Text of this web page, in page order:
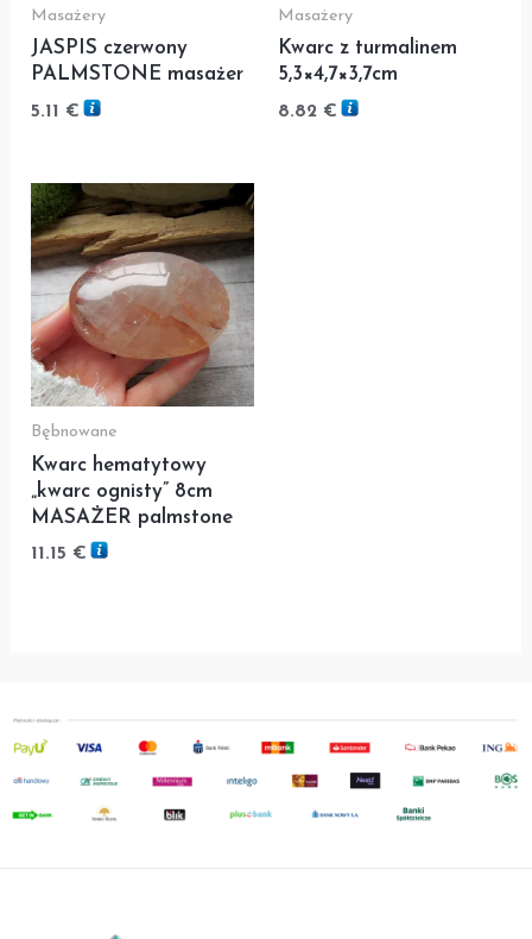
Masażery
JASPIS czerwony
PALMSTONE masażer
5.11 €
Masażery
Kwarc z turmalinem
5,3×4,7×3,7cm
8.82 €
Bębnowane
Kwarc hematytowy
„kwarc ognisty” 8cm
MASAŻER palmstone
11.15 €